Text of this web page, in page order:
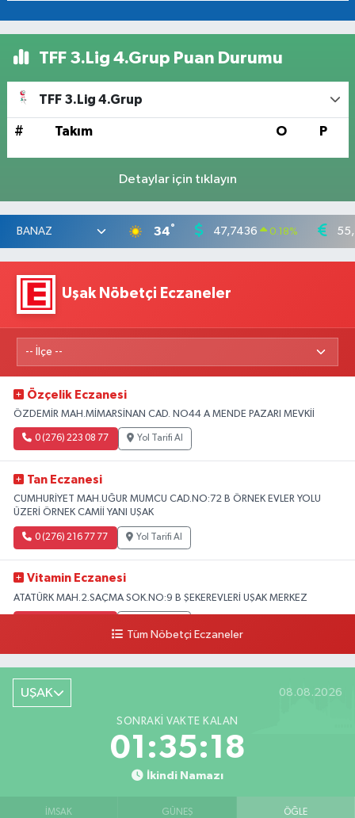
TFF 3.Lig 4.Grup Puan Durumu
TFF 3.Lig 4.Grup
# Takım O P
Detaylar için tıklayın
34° 47,7436 0.18%
Uşak Nöbetçi Eczaneler
Özçelik Eczanesi
ÖZDEMİR MAH.MİMARSİNAN CAD. NO44 A MENDE PAZARI MEVKİİ
0 (276) 223 08 77 Yol Tarifi Al
Tan Eczanesi
CUMHURİYET MAH.UĞUR MUMCU CAD.NO:72 B ÖRNEK EVLER YOLU
ÜZERİ ÖRNEK CAMİİ YANI UŞAK
0 (276) 216 77 77 Yol Tarifi Al
Vitamin Eczanesi
ATATÜRK MAH.2.SAÇMA SOK.NO:9 B ŞEKEREVLERİ UŞAK MERKEZ
Tüm Nöbetçi Eczaneler
UŞAK 08.08.2026
SONRAKI VAKTE KALAN
01:35:17
İkindi Namazı
İMSAK GÜNEŞ ÖĞLE